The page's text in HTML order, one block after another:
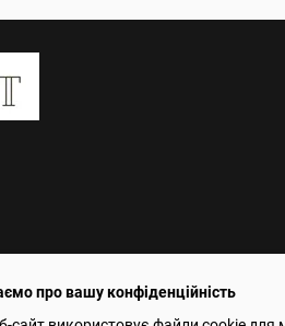
про вашу конфіденційність